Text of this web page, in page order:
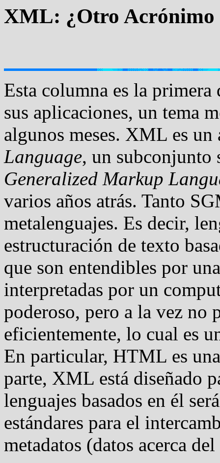
XML: ¿Otro Acrónimo
Esta columna es la
sus aplicaciones, un tema
algunos meses. XML es
Language, un
Generalized Markup
varios años atrás. Tanto
metalenguajes. Es decir,
estructuración de texto
que son entendibles por
interpretadas por un
poderoso, pero a la vez no
eficientemente, lo cual es
En particular, HTML es
parte, XML está diseñado
lenguajes basados en él
estándares para el
metadatos (datos acerca